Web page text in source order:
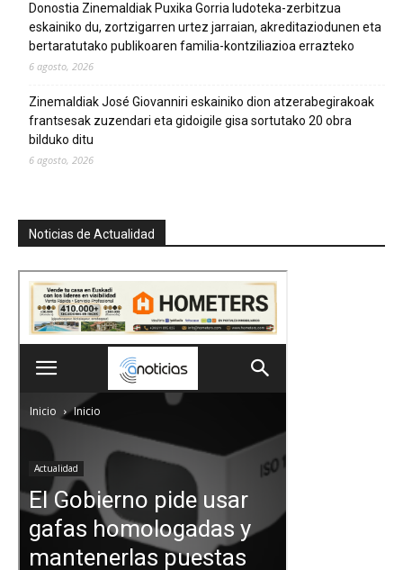
Donostia Zinemaldiak Puxika Gorria ludoteka-zerbitzua
eskainiko du, zortzigarren urtez jarraian, akreditaziodunen eta
bertaratutako publikoaren familia-kontziliazioa errazteko
6 agosto, 2026
Zinemaldiak José Giovanniri eskainiko dion atzerabegirakoak
frantsesak zuzendari eta gidoigile gisa sortutako 20 obra
bilduko ditu
6 agosto, 2026
Noticias de Actualidad